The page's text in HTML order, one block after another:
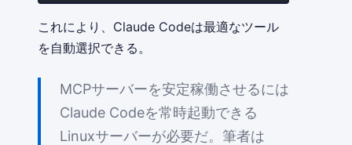
これにより、Claude Codeは最適なツール
を自動選択できる。
MCPサーバーを安定稼働させるには
Claude Codeを常時起動できる
Linuxサーバーが必要だ。筆者は